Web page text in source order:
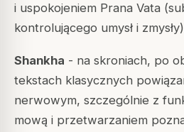
i uspokojeniem Prana Vata
kontrolującego umysł i
Shankha - na skroniach, po
tekstach klasycznych
nerwowym, szczególnie z
mową i przetwarzaniem